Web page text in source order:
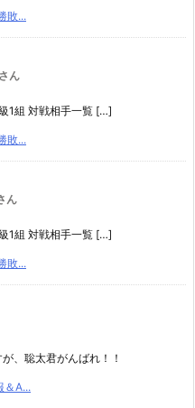
敗...
さん
1組 対戦相手一覧 […]
敗...
ん
1組 対戦相手一覧 […]
敗...
、聡太君がんばれ！！
＆A...